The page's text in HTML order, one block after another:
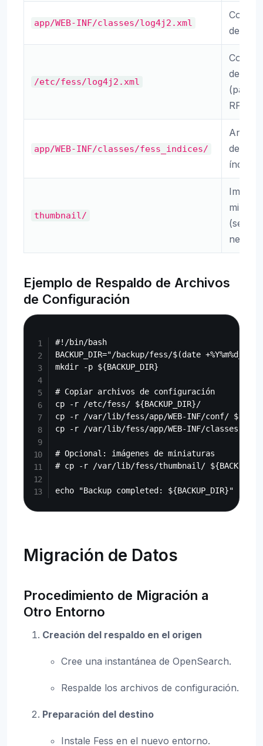
app/WEB-INF/classes/log4j2.xml
de
/etc/fess/log4j2.xml
de
RPM/
app/WEB-INF/classes/fess_indices/
índices
thumbnail/
(según
Ejemplo de Respaldo de Archivos
de Configuración
#!/bin/bash
BACKUP_DIR="/backup/fess/$(date
mkdir -p ${BACKUP_DIR}
# Copiar archivos de configuración
cp -r /etc/fess/ ${BACKUP_DIR}/
cp -r /var/lib/fess/app/WEB-INF/conf/
cp -r /var/lib/fess/app/WEB-INF/classes/
# Opcional: imágenes de miniaturas
# cp -r /var/lib/fess/thumbnail/
Migración de Datos
Procedimiento de Migración a
Otro Entorno
Creación del respaldo en el origen
Cree una instantánea de OpenSearch.
Respalde los archivos de configuración.
Preparación del destino
Instale Fess en el nuevo entorno.